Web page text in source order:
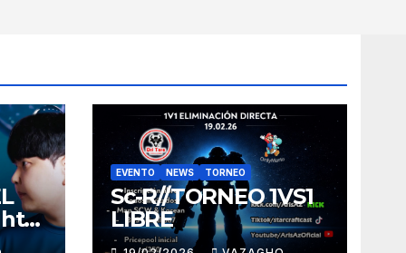
EVENTO NEWS TORNEO
Sc-R//TORNEO 1VS1
LIBRE